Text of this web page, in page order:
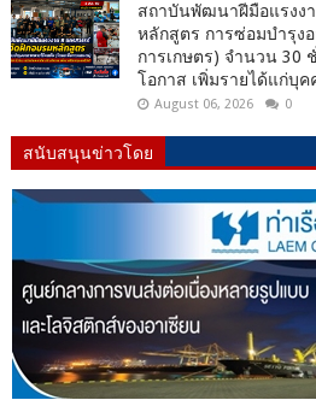
สถาบันพัฒนาฝีมือแรงง
หลักสูตร การซ่อมบำรุง
การเกษตร) จำนวน 30
โอกาส เพิ่มรายได้แก่บุค
August 06, 2026 0
สนับสนุนข่าวโดย